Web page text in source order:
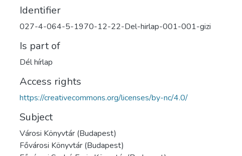
Identifier
027-4-064-5-1970-12-22-Del-hirlap-001-001-gizi
Is part of
Dél hírlap
Access rights
https://creativecommons.org/licenses/by-nc/4.0/
Subject
Városi Könyvtár (Budapest)
Fővárosi Könyvtár (Budapest)